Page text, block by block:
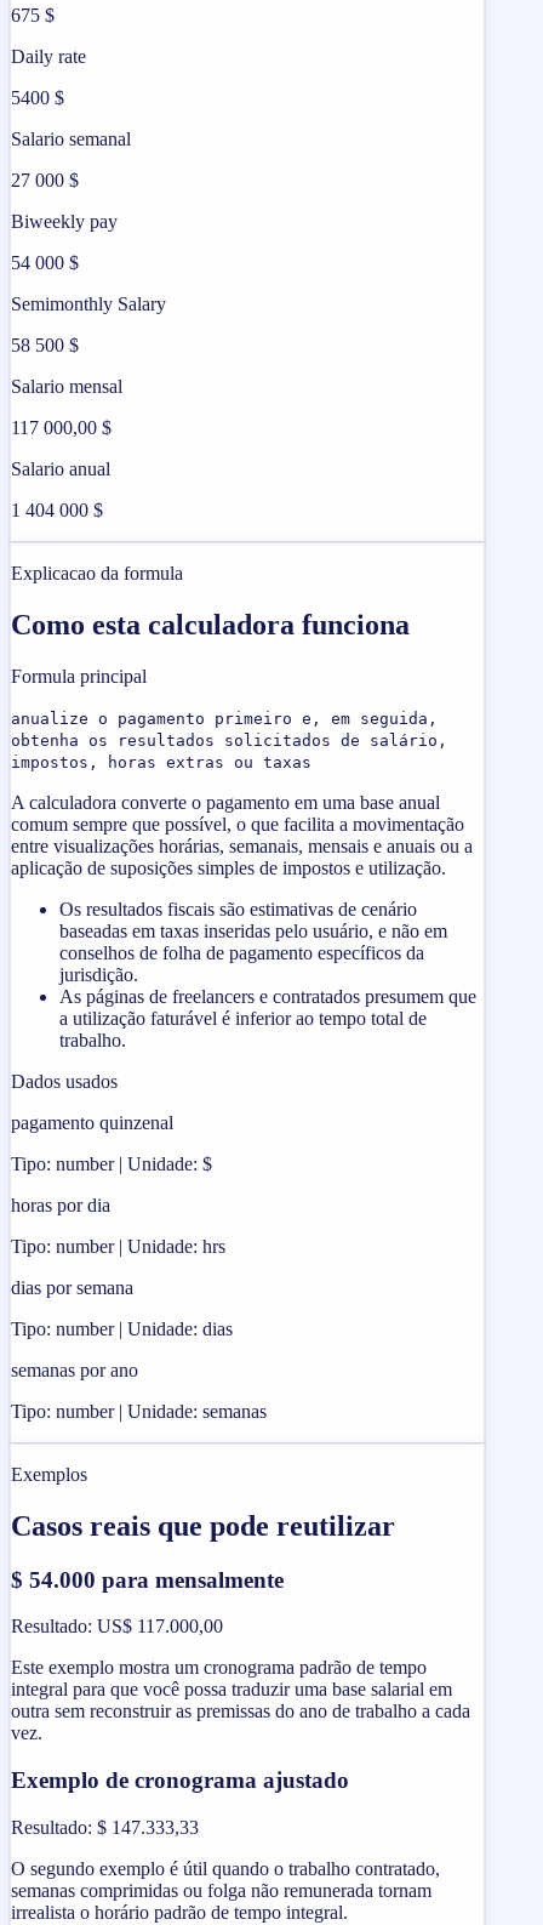
675 $
Daily rate
5400 $
Salario semanal
27 000 $
Biweekly pay
54 000 $
Semimonthly Salary
58 500 $
Salario mensal
117 000,00 $
Salario anual
1 404 000 $
Explicacao da formula
Como esta calculadora funciona
Formula principal
anualize o pagamento primeiro e, em seguida,
obtenha os resultados solicitados de salário,
impostos, horas extras ou taxas
A calculadora converte o pagamento em uma base anual
comum sempre que possível, o que facilita a movimentação
entre visualizações horárias, semanais, mensais e anuais ou a
aplicação de suposições simples de impostos e utilização.
Os resultados fiscais são estimativas de cenário
baseadas em taxas inseridas pelo usuário, e não em
conselhos de folha de pagamento específicos da
jurisdição.
As páginas de freelancers e contratados presumem que
a utilização faturável é inferior ao tempo total de
trabalho.
Dados usados
pagamento quinzenal
Tipo: number | Unidade: $
horas por dia
Tipo: number | Unidade: hrs
dias por semana
Tipo: number | Unidade: dias
semanas por ano
Tipo: number | Unidade: semanas
Exemplos
Casos reais que pode reutilizar
$ 54.000 para mensalmente
Resultado: US$ 117.000,00
Este exemplo mostra um cronograma padrão de tempo
integral para que você possa traduzir uma base salarial em
outra sem reconstruir as premissas do ano de trabalho a cada
vez.
Exemplo de cronograma ajustado
Resultado: $ 147.333,33
O segundo exemplo é útil quando o trabalho contratado,
semanas comprimidas ou folga não remunerada tornam
irrealista o horário padrão de tempo integral.